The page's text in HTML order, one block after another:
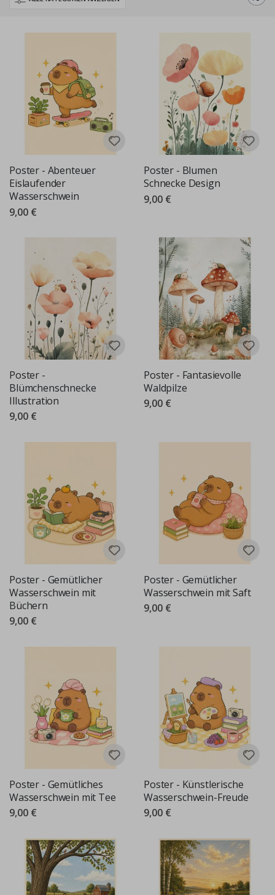
bis hin zu fantasievollen Szenen, süßen Details und skurrilen
Spielzimmer und Kinderzimmer, unsere Kinderposter sind darauf
ausgelegt, alltägliche Räume magischer, persönlicher und lebendiger
zu gestalten.
Poster - Abenteuer
Eislaufender
Wasserschwein
9,00 €
Poster - Blumen
Schnecke Design
9,00 €
Poster -
Blümchenschnecke
Illustration
9,00 €
Poster - Fantasievolle
Waldpilze
9,00 €
Poster - Gemütlicher
Wasserschwein mit
Büchern
9,00 €
Poster - Gemütlicher
Wasserschwein mit Saft
9,00 €
Poster - Gemütliches
Wasserschwein mit Tee
9,00 €
Poster - Künstlerische
Wasserschwein-Freude
9,00 €